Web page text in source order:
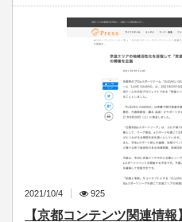
2021/10/4 925
【京都コンテンツ関連情